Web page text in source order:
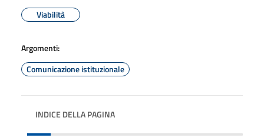
Viabilità
Argomenti:
Comunicazione istituzionale
INDICE DELLA PAGINA